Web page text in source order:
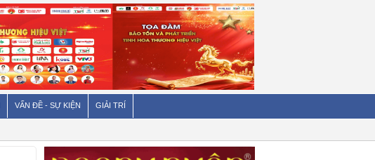
VẤN ĐỀ - SỰ KIỆN GIẢI TRÍ